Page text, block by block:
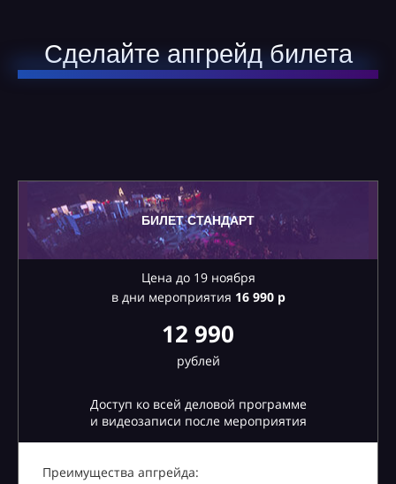
Сделайте апгрейд билета
БИЛЕТ СТАНДАРТ
Цена до 19 ноября
в дни мероприятия 16990 р
12 990
рублей
Доступ ко всей деловой программе
и видеозаписи после мероприятия
Преимущества апгрейда: